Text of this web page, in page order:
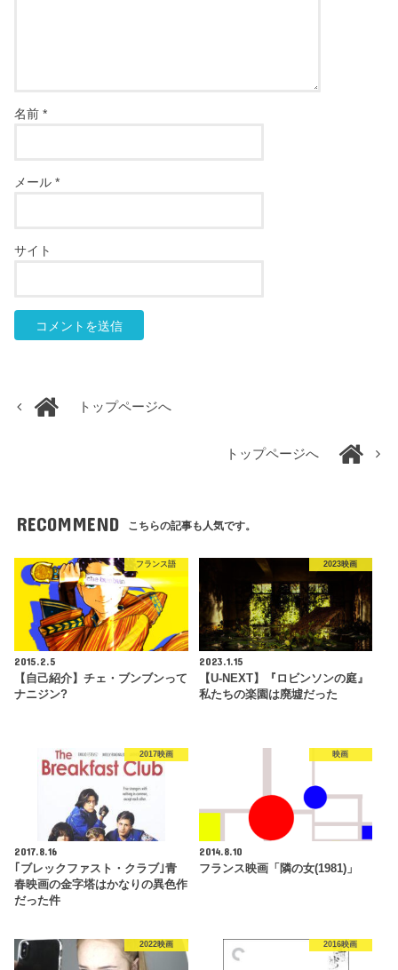
名前*
メール*
サイト
トップページへ
トップページへ
RECOMMEND こちらの記事も人気です。
フランス語
2015.2.5
【自己紹介】チェ・ブンブンって
ナニジン?
2023映画
2023.1.15
【U-NEXT】『ロビンソンの庭』
私たちの楽園は廃墟だった
2017映画
2017.8.16
｢ブレックファスト・クラブ｣青
春映画の金字塔はかなりの異色作
だった件
映画
2014.8.10
フランス映画「隣の女(1981)」
2022映画 2016映画